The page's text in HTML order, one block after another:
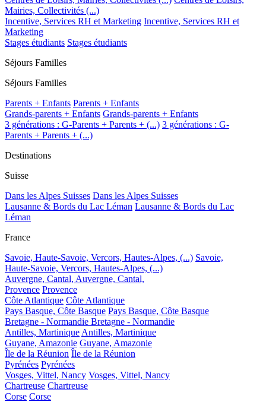
Mairies, Collectivités (...)
Incentive, Services RH et Marketing Incentive, Services RH et
Marketing
Stages étudiants Stages étudiants
Séjours Familles
Séjours Familles
Parents + Enfants Parents + Enfants
Grands-parents + Enfants Grands-parents + Enfants
3 générations : G-Parents + Parents + (...) 3 générations : G-
Parents + Parents + (...)
Destinations
Suisse
Dans les Alpes Suisses Dans les Alpes Suisses
Lausanne & Bords du Lac Léman Lausanne & Bords du Lac
Léman
France
Savoie, Haute-Savoie, Vercors, Hautes-Alpes, (...) Savoie,
Haute-Savoie, Vercors, Hautes-Alpes, (...)
Auvergne, Cantal, Auvergne, Cantal,
Provence Provence
Côte Atlantique Côte Atlantique
Pays Basque, Côte Basque Pays Basque, Côte Basque
Bretagne - Normandie Bretagne - Normandie
Antilles, Martinique Antilles, Martinique
Guyane, Amazonie Guyane, Amazonie
Île de la Réunion Île de la Réunion
Pyrénées Pyrénées
Vosges, Vittel, Nancy Vosges, Vittel, Nancy
Chartreuse Chartreuse
Corse Corse